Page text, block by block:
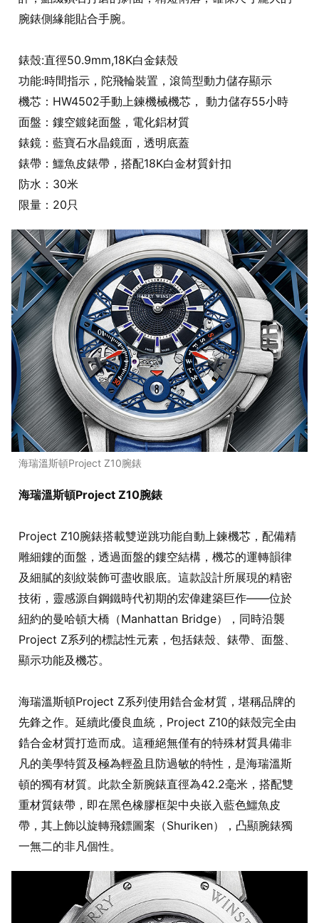
腕錶側緣能貼合手腕。
錶殼:直徑50.9mm,18K白金錶殼
功能:時間指示，陀飛輪裝置，滾筒型動力儲存顯示
機芯：HW4502手動上鍊機械機芯， 動力儲存55小時
面盤：鏤空鍍銠面盤，電化鋁材質
錶鏡：藍寶石水晶鏡面，透明底蓋
錶帶：鱷魚皮錶帶，搭配18K白金材質針扣
防水：30米
限量：20只
海瑞溫斯頓Project Z10腕錶
海瑞溫斯頓Project Z10腕錶
Project Z10腕錶搭載雙逆跳功能自動上鍊機芯，配備精
雕細鏤的面盤，透過面盤的鏤空結構，機芯的運轉韻律
及細膩的刻紋裝飾可盡收眼底。這款設計所展現的精密
技術，靈感源自鋼鐵時代初期的宏偉建築巨作——位於
紐約的曼哈頓大橋（Manhattan Bridge），同時沿襲
Project Z系列的標誌性元素，包括錶殼、錶帶、面盤、
顯示功能及機芯。
海瑞溫斯頓Project Z系列使用鋯合金材質，堪稱品牌的
先鋒之作。延續此優良血統，Project Z10的錶殼完全由
鋯合金材質打造而成。這種絕無僅有的特殊材質具備非
凡的美學特質及極為輕盈且防過敏的特性，是海瑞溫斯
頓的獨有材質。此款全新腕錶直徑為42.2毫米，搭配雙
重材質錶帶，即在黑色橡膠框架中央嵌入藍色鱷魚皮
帶，其上飾以旋轉飛鏢圖案（Shuriken），凸顯腕錶獨
一無二的非凡個性。